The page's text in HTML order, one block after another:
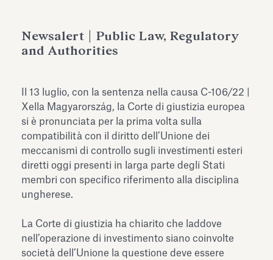
Newsalert | Public Law, Regulatory
and Authorities
Il 13 luglio, con la sentenza nella causa C-106/22 |
Xella Magyarország, la Corte di giustizia europea
si è pronunciata per la prima volta sulla
compatibilità con il diritto dell’Unione dei
meccanismi di controllo sugli investimenti esteri
diretti oggi presenti in larga parte degli Stati
membri con specifico riferimento alla disciplina
ungherese.
La Corte di giustizia ha chiarito che laddove
nell’operazione di investimento siano coinvolte
società dell’Unione la questione deve essere